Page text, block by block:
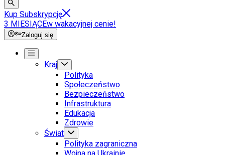
Kup Subskrypcję
3 MIESIĄCEw wakacyjnej cenie!
Zaloguj się
Kraj
Polityka
Społeczeństwo
Bezpieczeństwo
Infrastruktura
Edukacja
Zdrowie
Świat
Polityka zagraniczna
Wojna na Ukrainie